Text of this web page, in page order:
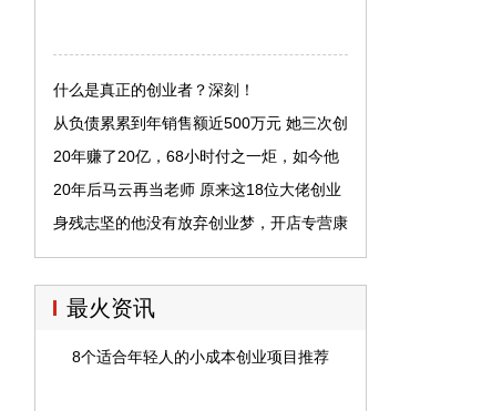
什么是真正的创业者？深刻！
从负债累累到年销售额近500万元 她三次创
业收获美丽青春
20年赚了20亿，68小时付之一炬，如今他
二次创业，走向世界
20年后马云再当老师 原来这18位大佬创业
前也是老师
身残志坚的他没有放弃创业梦，开店专营康
复类器材正式起家
最火资讯
8个适合年轻人的小成本创业项目推荐